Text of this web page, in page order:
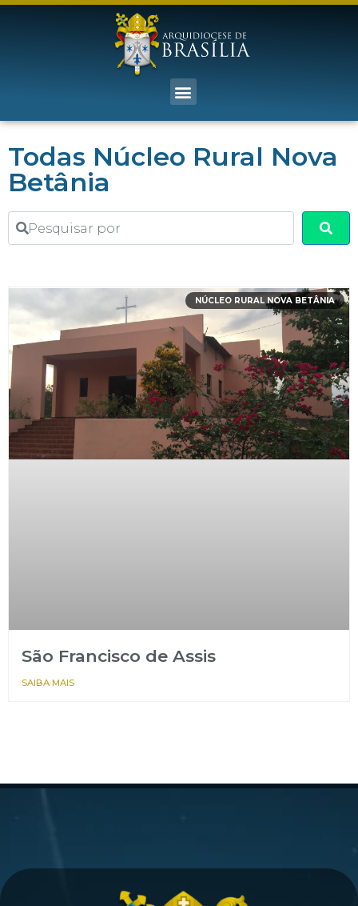
Todas Núcleo Rural Nova
Betânia
Pesquisar por
NÚCLEO RURAL NOVA BETÂNIA
São Francisco de Assis
SAIBA MAIS